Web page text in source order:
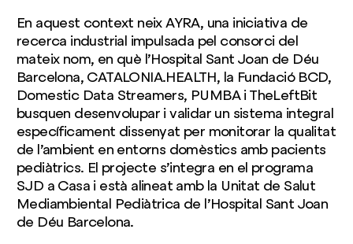
En aquest context neix AYRA, una iniciativa de
recerca industrial impulsada pel consorci del
mateix nom, en què l’Hospital Sant Joan de Déu
Barcelona, CATALONIA.HEALTH, la Fundació BCD,
Domestic Data Streamers, PUMBA i TheLeftBit
busquen desenvolupar i validar un sistema integral
específicament dissenyat per monitorar la qualitat
de l’ambient en entorns domèstics amb pacients
pediàtrics. El projecte s’integra en el programa
SJD a Casa i està alineat amb la Unitat de Salut
Mediambiental Pediàtrica de l’Hospital Sant Joan
de Déu Barcelona.